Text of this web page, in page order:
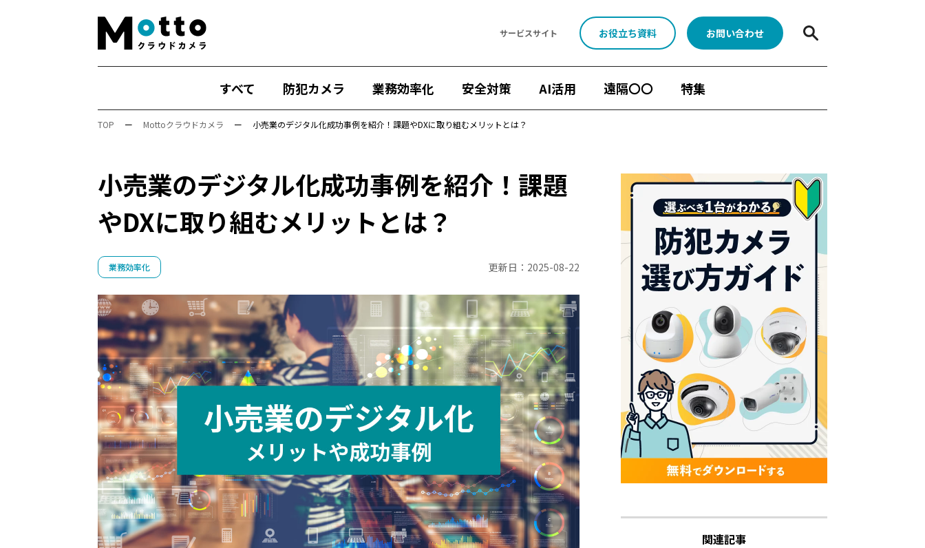
行動検知AI（SF） Safie Entrance 物流効率化法 ナンバープレート認識 遠隔施工管理 BONX
水中ポンプ死活監視App
安全管理
万引き対策 防犯カメラ 機能・性能 設置・工事 顧客分析 人手不足対策
Safieの機能
見守りカメラ 遠隔臨場
Safie GOシリーズ
展示会
Safie Entrance2 リアルなセーフィー活用事例 キャンペーン
サービスサイト お役立ち資料 お問い合わせ
すべて 防犯カメラ 業務効率化 安全対策 AI活用 遠隔〇〇 特集
TOP ー Mottoクラウドカメラ ー 小売業のデジタル化成功事例を紹介！課題やDXに取り組むメリットとは？
小売業のデジタル化成功事例を紹介！課題
やDXに取り組むメリットとは？
業務効率化 更新日： 2025-08-22
関連記事